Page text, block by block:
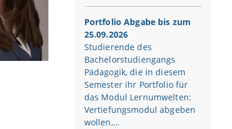
Portfolio Abgabe bis zum
25.09.2026
Studierende des
Bachelorstudiengangs
Pädagogik, die in diesem
Semester ihr Portfolio für
das Modul Lernumwelten:
Vertiefungsmodul abgeben
wollen,…